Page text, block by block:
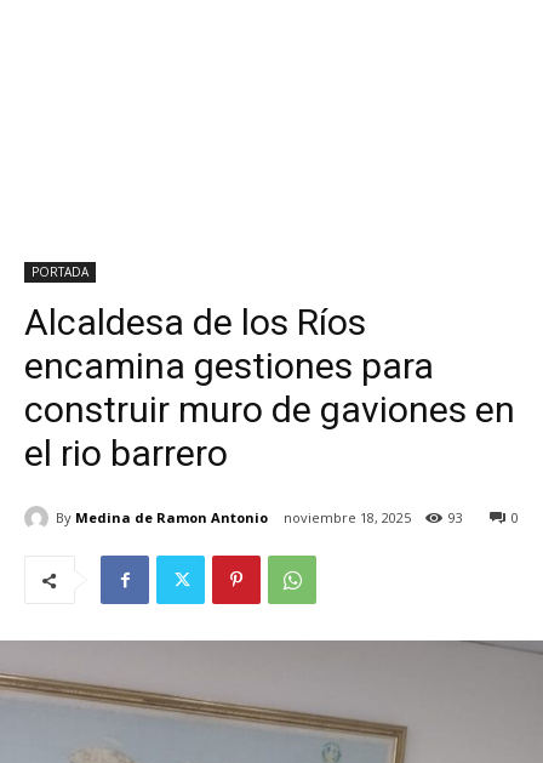
PORTADA
Alcaldesa de los Ríos
encamina gestiones para
construir muro de gaviones en
el rio barrero
By Medina de Ramon Antonio noviembre 18, 2025 0
93